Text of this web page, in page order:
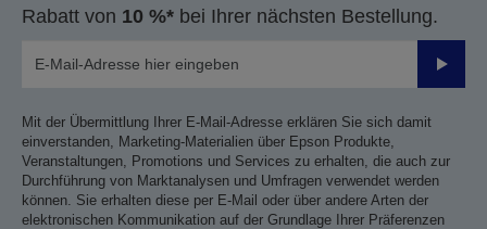
Rabatt von 10 %* bei Ihrer nächsten Bestellung.
Mit der Übermittlung Ihrer E-Mail-Adresse erklären Sie sich damit
einverstanden, Marketing-Materialien über Epson Produkte,
Veranstaltungen, Promotions und Services zu erhalten, die auch zur
Durchführung von Marktanalysen und Umfragen verwendet werden
können. Sie erhalten diese per E-Mail oder über andere Arten der
elektronischen Kommunikation auf der Grundlage Ihrer Präferenzen